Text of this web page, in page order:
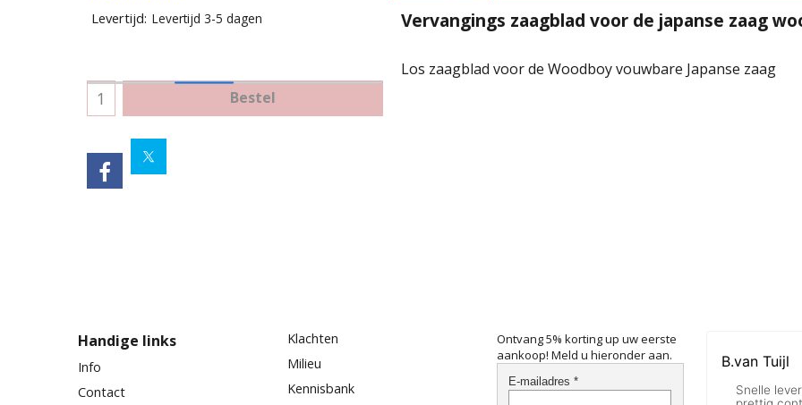
Levertijd: Levertijd 3-5 dagen
Bestel
Vervangings zaagblad voor de japanse zaag
Los zaagblad voor de Woodboy vouwbare Japanse zaag
Handige links
Info
Contact
Klachten
Milieu
Kennisbank
Ontvang 5% korting up uw eerste
aankoop! Meld u hieronder aan.